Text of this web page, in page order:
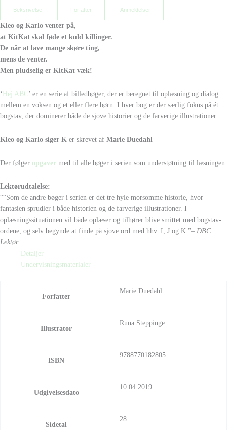
Beksrivelse Forfatter Anmeldelser
Kleo og Karlo venter på,
at KitKat skal føde et kuld killinger.
De når at lave mange skøre ting,
mens de venter.
Men pludselig er KitKat væk!
‘ Hej ABC’ er en serie af billedbøger, der er beregnet til oplæsning og dialog
mellem en voksen og et eller flere børn. I hver bog er der særlig fokus på ét
bogstav, der dominerer både de sjove historier og de farverige illustrationer.
Kleo og Karlo siger K er skrevet af Marie Duedahl
Der følger opgaver med til alle bøger i serien som understøtning til læsningen.
Lektørudtalelse:
““Som de andre bøger i serien er det tre hyle morsomme historie, hvor
fantasien sprudler i både historien og de farverige illustrationer. I
oplæsningssituationen vil både oplæser og tilhører blive smittet med bogstav-
ordene, og selv begynde at finde på sjove ord med hhv. I, J og K.”– DBC
Lektør
Detaljer
Undervisningsmaterialer
Forfatter
Marie Duedahl
Illustrator
Runa Steppinge
ISBN
9788770182805
Udgivelsesdato
10.04.2019
Sidetal
28